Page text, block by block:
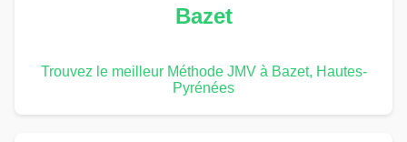
Bazet
Trouvez le meilleur Méthode JMV à Bazet, Hautes-
Pyrénées